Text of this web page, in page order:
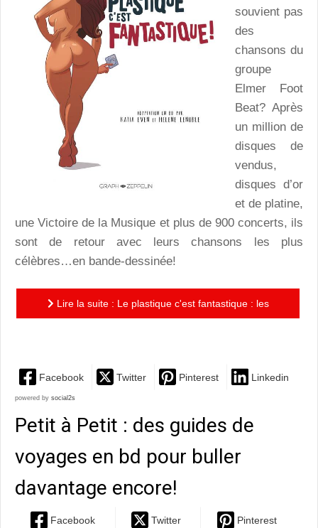
souvient pas
des
chansons du
groupe
Elmer Foot
Beat? Après
un million de
disques de
vendus,
disques d’or
et de platine,
une Victoire de la Musique et plus de 900 concerts, ils
sont de retour avec leurs chansons les plus
célèbres…en bande-dessinée!
Lire la suite : Le plastique c'est fantastique : les
Facebook Twitter Pinterest Linkedin
powered by social2s
Petit à Petit : des guides de
voyages en bd pour buller
davantage encore!
Facebook Twitter Pinterest